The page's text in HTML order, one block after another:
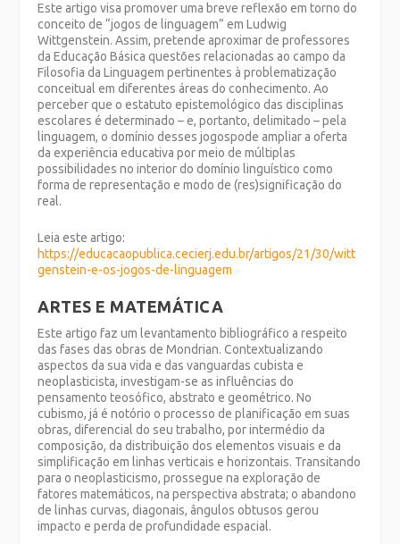
Este artigo visa promover uma breve reflexão em torno do
conceito de “jogos de linguagem” em Ludwig
Wittgenstein. Assim, pretende aproximar de professores
da Educação Básica questões relacionadas ao campo da
Filosofia da Linguagem pertinentes à problematização
conceitual em diferentes áreas do conhecimento. Ao
perceber que o estatuto epistemológico das disciplinas
escolares é determinado – e, portanto, delimitado – pela
linguagem, o domínio desses jogospode ampliar a oferta
da experiência educativa por meio de múltiplas
possibilidades no interior do domínio linguístico como
forma de representação e modo de (res)significação do
real.
Leia este artigo:
https://educacaopublica.cecierj.edu.br/artigos/21/30/witt
genstein-e-os-jogos-de-linguagem
ARTES E MATEMÁTICA
Este artigo faz um levantamento bibliográfico a respeito
das fases das obras de Mondrian. Contextualizando
aspectos da sua vida e das vanguardas cubista e
neoplasticista, investigam-se as influências do
pensamento teosófico, abstrato e geométrico. No
cubismo, já é notório o processo de planificação em suas
obras, diferencial do seu trabalho, por intermédio da
composição, da distribuição dos elementos visuais e da
simplificação em linhas verticais e horizontais. Transitando
para o neoplasticismo, prossegue na exploração de
fatores matemáticos, na perspectiva abstrata; o abandono
de linhas curvas, diagonais, ângulos obtusos gerou
impacto e perda de profundidade espacial.